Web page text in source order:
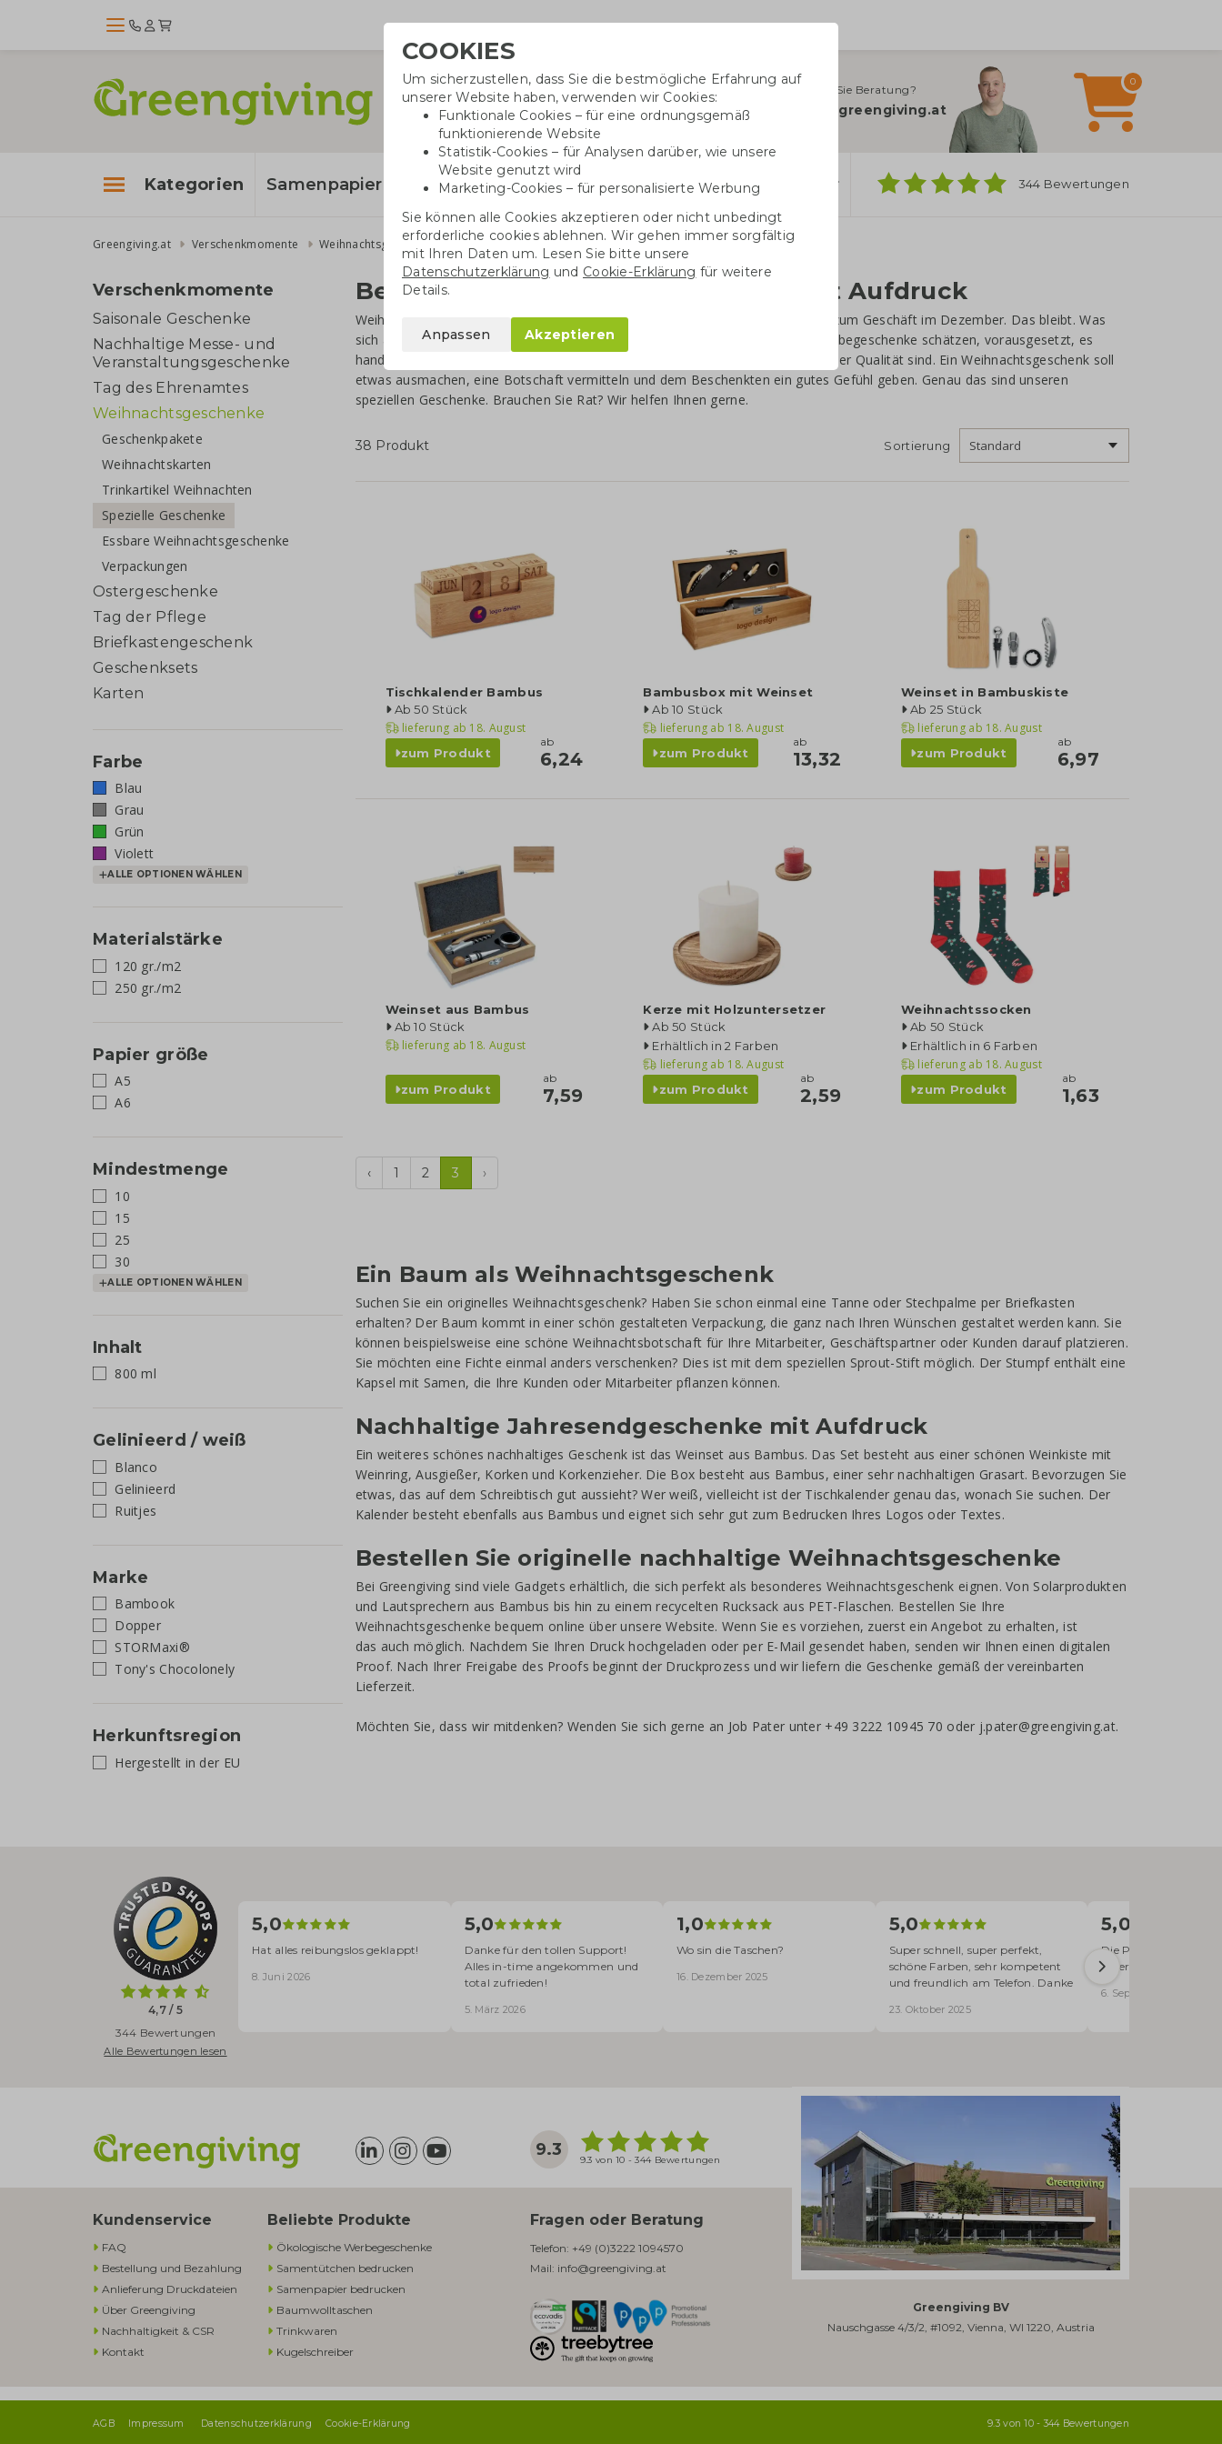
Benötigen Sie Beratung?
info@greengiving.at
0
Kategorien Samenpapier Baumwolltaschen Trinkwaren Kugelschreiber 344 Bewertungen
Greengiving.at Verschenkmomente Weihnachtsgeschenke Spezielle Geschenke
Verschenkmomente
Saisonale Geschenke
Nachhaltige Messe- und
Veranstaltungsgeschenke
Tag des Ehrenamtes
Weihnachtsgeschenke
Geschenkpakete
Weihnachtskarten
Trinkartikel Weihnachten
Spezielle Geschenke
Essbare Weihnachtsgeschenke
Verpackungen
Ostergeschenke
Tag der Pflege
Briefkastengeschenk
Geschenksets
Karten
Farbe
Blau
Grau
Grün
Violett
ALLE OPTIONEN WÄHLEN
Materialstärke
120 gr./m2
250 gr./m2
Papier größe
A5
A6
Mindestmenge
10
15
25
30
ALLE OPTIONEN WÄHLEN
Inhalt
800 ml
Gelinieerd / weiß
Blanco
Gelinieerd
Ruitjes
Marke
Bambook
Dopper
STORMaxi®
Tony's Chocolonely
Herkunftsregion
Hergestellt in der EU
Besondere Weihnachtsgeschenke mit Aufdruck
Weihnachtspakete und Geschenke zum Jahresende gehören in vielen Ländern zum Geschäft im Dezember. Das bleibt. Was
sich ändert, sind Form und Inhalt. Untersuchungen zeigen, dass Menschen Werbegeschenke schätzen, vorausgesetzt, es
handelt sich um Produkte, die tatsächlich etwas beitragen und von ausreichender Qualität sind. Ein Weihnachtsgeschenk soll
etwas ausmachen, eine Botschaft vermitteln und dem Beschenkten ein gutes Gefühl geben. Genau das sind unseren
speziellen Geschenke. Brauchen Sie Rat? Wir helfen Ihnen gerne.
38 Produkt Sortierung
Tischkalender Bambus
Ab 50 Stück
lieferung ab 18. August
zum Produkt
ab
6,24
Bambusbox mit Weinset
Ab 10 Stück
lieferung ab 18. August
zum Produkt
ab
13,32
Weinset in Bambuskiste
Ab 25 Stück
lieferung ab 18. August
zum Produkt
ab
6,97
Weinset aus Bambus
Ab 10 Stück
lieferung ab 18. August
zum Produkt
ab
7,59
Kerze mit Holzuntersetzer
Ab 50 Stück
Erhältlich in 2 Farben
lieferung ab 18. August
zum Produkt
ab
2,59
Weihnachtssocken
Ab 50 Stück
Erhältlich in 6 Farben
lieferung ab 18. August
zum Produkt
ab
1,63
‹ 1 2 3 ›
Ein Baum als Weihnachtsgeschenk
Suchen Sie ein originelles Weihnachtsgeschenk? Haben Sie schon einmal eine Tanne oder Stechpalme per Briefkasten
erhalten? Der Baum kommt in einer schön gestalteten Verpackung, die ganz nach Ihren Wünschen gestaltet werden kann. Sie
können beispielsweise eine schöne Weihnachtsbotschaft für Ihre Mitarbeiter, Geschäftspartner oder Kunden darauf platzieren.
Sie möchten eine Fichte einmal anders verschenken? Dies ist mit dem speziellen Sprout-Stift möglich. Der Stumpf enthält eine
Kapsel mit Samen, die Ihre Kunden oder Mitarbeiter pflanzen können.
Nachhaltige Jahresendgeschenke mit Aufdruck
Ein weiteres schönes nachhaltiges Geschenk ist das Weinset aus Bambus. Das Set besteht aus einer schönen Weinkiste mit
Weinring, Ausgießer, Korken und Korkenzieher. Die Box besteht aus Bambus, einer sehr nachhaltigen Grasart. Bevorzugen Sie
etwas, das auf dem Schreibtisch gut aussieht? Wer weiß, vielleicht ist der Tischkalender genau das, wonach Sie suchen. Der
Kalender besteht ebenfalls aus Bambus und eignet sich sehr gut zum Bedrucken Ihres Logos oder Textes.
Bestellen Sie originelle nachhaltige Weihnachtsgeschenke
Bei Greengiving sind viele Gadgets erhältlich, die sich perfekt als besonderes Weihnachtsgeschenk eignen. Von Solarprodukten
und Lautsprechern aus Bambus bis hin zu einem recycelten Rucksack aus PET-Flaschen. Bestellen Sie Ihre
Weihnachtsgeschenke bequem online über unsere Website. Wenn Sie es vorziehen, zuerst ein Angebot zu erhalten, ist
das auch möglich. Nachdem Sie Ihren Druck hochgeladen oder per E-Mail gesendet haben, senden wir Ihnen einen digitalen
Proof. Nach Ihrer Freigabe des Proofs beginnt der Druckprozess und wir liefern die Geschenke gemäß der vereinbarten
Lieferzeit.
Möchten Sie, dass wir mitdenken? Wenden Sie sich gerne an Job Pater unter +49 3222 10945 70 oder j.pater@greengiving.at.
4,7 / 5
344 Bewertungen
Alle Bewertungen lesen
5,0
Hat alles reibungslos geklappt!
8. Juni 2026
5,0
Danke für den tollen Support!
Alles in-time angekommen und
total zufrieden!
5. März 2026
1,0
Wo sin die Taschen?
16. Dezember 2025
5,0
Super schnell, super perfekt,
schöne Farben, sehr kompetent
und freundlich am Telefon. Danke
23. Oktober 2025
5,0
Die Prüfung der
eurer Seite vor der
6. September 2025
9.3
9.3 von 10 - 344 Bewertungen
Kundenservice
FAQ
Bestellung und Bezahlung
Anlieferung Druckdateien
Über Greengiving
Nachhaltigkeit & CSR
Kontakt
Beliebte Produkte
Ökologische Werbegeschenke​
Samentütchen bedrucken
Samenpapier bedrucken
Baumwolltaschen​
Trinkwaren
Kugelschreiber
Fragen oder Beratung
Telefon: +49 (0)3222 1094570
Mail: info@greengiving.at
Greengiving BV
Nauschgasse 4/3/2, #1092, Vienna, WI 1220, Austria
AGB Impressum Datenschutzerklärung Cookie-Erklärung 9.3 von 10 - 344 Bewertungen
COOKIES
Um sicherzustellen, dass Sie die bestmögliche Erfahrung auf
unserer Website haben, verwenden wir Cookies:
Funktionale Cookies – für eine ordnungsgemäß
funktionierende Website
Statistik-Cookies – für Analysen darüber, wie unsere
Website genutzt wird
Marketing-Cookies – für personalisierte Werbung
Sie können alle Cookies akzeptieren oder nicht unbedingt
erforderliche cookies ablehnen. Wir gehen immer sorgfältig
mit Ihren Daten um. Lesen Sie bitte unsere
Datenschutzerklärung und Cookie-Erklärung für weitere
Details.
Anpassen Akzeptieren